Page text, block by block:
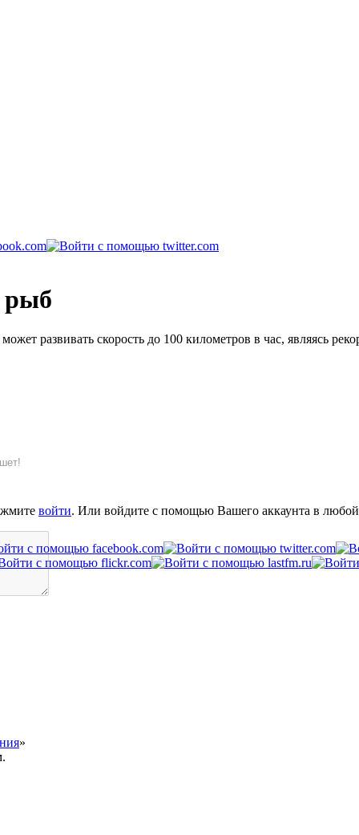
рыб
развивать скорость до 100 километров в час, являясь
войти. Или войдите с помощью Вашего аккаунта в
»